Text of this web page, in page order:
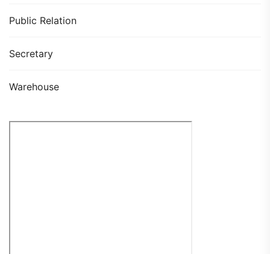
Public Relation
Secretary
Warehouse